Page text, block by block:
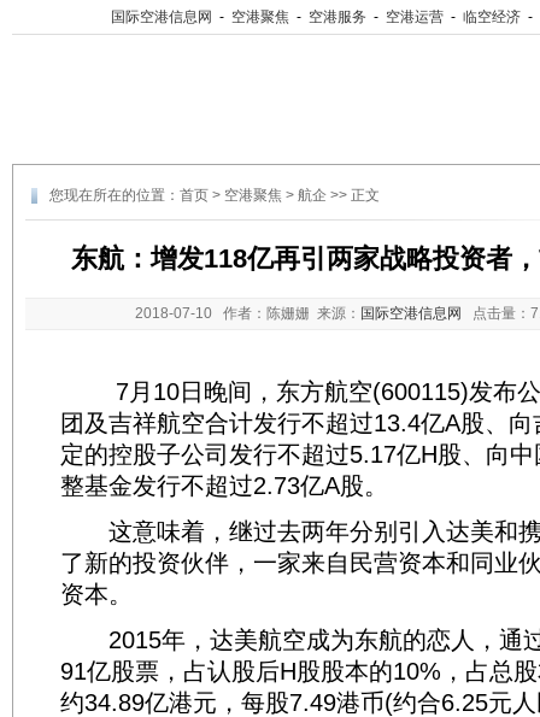
国际空港信息网 - 空港聚焦 - 空港服务 - 空港运营 - 临空经济 -
您现在所在的位置： 首页 > 空港聚焦 > 航企 >> 正文
东航：增发118亿再引两家战略投资者
2018-07-10 作者：陈姗姗 来源： 国际空港信息网 点击量：
7月10日晚间，东方航空(600115)发布公
团及吉祥航空合计发行不超过13.4亿A股、
定的控股子公司发行不超过5.17亿H股、向
整基金发行不超过2.73亿A股。
这意味着，继过去两年分别引入达美和
了新的投资伙伴，一家来自民营资本和同业
资本。
2015年，达美航空成为东航的恋人，通
91亿股票，占认股后H股股本的10%，占总
约34.89亿港元，每股7.49港币(约合6.25元